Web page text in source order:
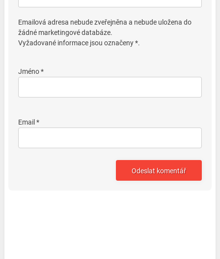
Emailová adresa nebude zveřejněna a nebude uložena do
žádné marketingové databáze.
Vyžadované informace jsou označeny *.
Jméno *
Email *